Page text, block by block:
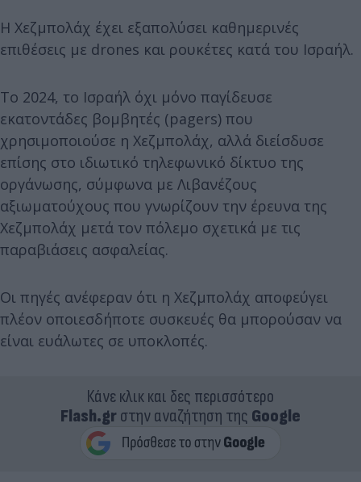
Η Χεζμπολάχ έχει εξαπολύσει καθημερινές
επιθέσεις με drones και ρουκέτες κατά του Ισραήλ.
Το 2024, το Ισραήλ όχι μόνο παγίδευσε
εκατοντάδες βομβητές (pagers) που
χρησιμοποιούσε η Χεζμπολάχ, αλλά διείσδυσε
επίσης στο ιδιωτικό τηλεφωνικό δίκτυο της
οργάνωσης, σύμφωνα με Λιβανέζους
αξιωματούχους που γνωρίζουν την έρευνα της
Χεζμπολάχ μετά τον πόλεμο σχετικά με τις
παραβιάσεις ασφαλείας.
Οι πηγές ανέφεραν ότι η Χεζμπολάχ αποφεύγει
πλέον οποιεσδήποτε συσκευές θα μπορούσαν να
είναι ευάλωτες σε υποκλοπές.
Κάνε κλικ και δες περισσότερο
Flash.grστην αναζήτηση της Google